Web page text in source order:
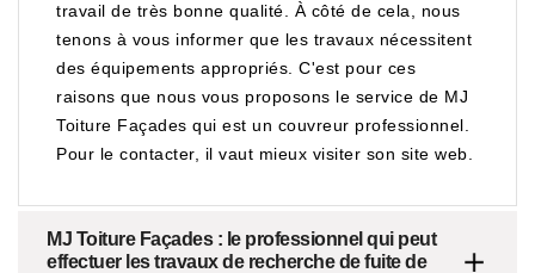
travail de très bonne qualité. À côté de cela, nous
tenons à vous informer que les travaux nécessitent
des équipements appropriés. C'est pour ces
raisons que nous vous proposons le service de MJ
Toiture Façades qui est un couvreur professionnel.
Pour le contacter, il vaut mieux visiter son site web.
MJ Toiture Façades : le professionnel qui peut
effectuer les travaux de recherche de fuite de